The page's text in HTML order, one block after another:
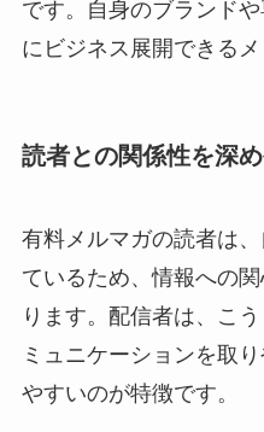
です。自身のブランド
にビジネス展開できるメ
読者との関係性を深
有料メルマガの読者は
ているため、情報への
ります。配信者は、こ
ミュニケーションを取
やすいのが特徴です。